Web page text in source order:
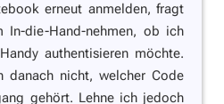
erneut anmelden, fragt
In-die-Hand-nehmen, ob ich
authentisieren möchte.
danach nicht, welcher Code
gehört. Lehne ich jedoch